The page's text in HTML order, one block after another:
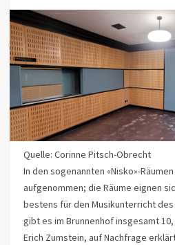
Quelle: Corinne Pitsch-Obrecht
In den sogenannten «Nisko»-
aufgenommen; die Räume eignen
bestens für den Musikunterricht des
gibt es im Brunnenhof insgesamt
Erich Zumstein, auf Nachfrage